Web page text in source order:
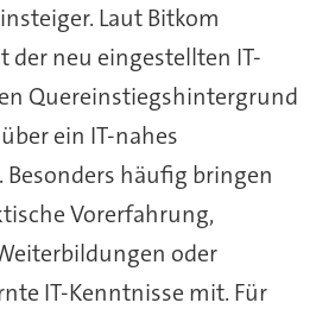
Laut Bitkom
der neu eingestellten IT-
Quereinstiegshintergrund
ein IT-nahes
häufig bringen
Vorerfahrung,
oder
IT-Kenntnisse mit. Für